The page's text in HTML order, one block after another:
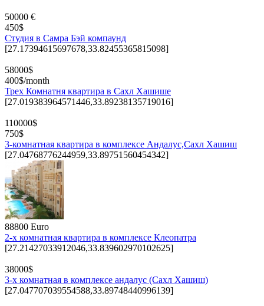
50000 €
450$
Студия в Самра Бэй компаунд
[27.17394615697678,33.82455365815098]
58000$
400$/month
Трех Комнатня квартира в Сахл Хашише
[27.019383964571446,33.89238135719016]
110000$
750$
3-комнатная квартира в комплексе Андалус,Сахл Хашиш
[27.04768776244959,33.89751560454342]
88800 Euro
2-х комнатная квартира в комплексе Клеопатра
[27.21427033912046,33.839602970102625]
38000$
3-х комнатная в комплексе андалус (Сахл Хашиш)
[27.047707039554588,33.89748440996139]